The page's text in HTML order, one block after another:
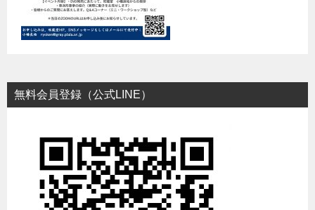
無料会員登録（公式LINE）